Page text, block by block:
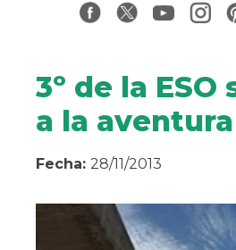
3º de la ESO
a la aventura
Fecha: 28/11/2013